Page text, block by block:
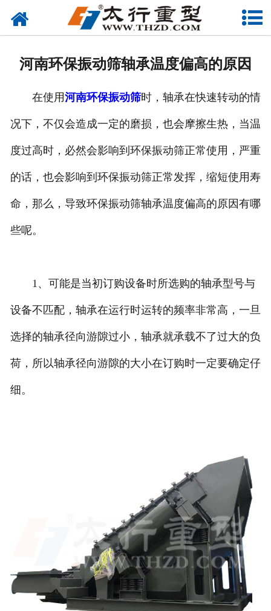
网站首页
联系我们
河南环保振动筛轴承温度偏高的原因
在使用河南环保振动筛时，轴承在快速转动的情
况下，不仅会造成一定的磨损，也会摩擦生热，当温
度过高时，必然会影响到环保振动筛正常使用，严重
的话，也会影响到环保振动筛正常发挥，缩短使用寿
命，那么，导致环保振动筛轴承温度偏高的原因有哪
些呢。
1、可能是当初订购设备时所选购的轴承型号与
设备不匹配，轴承在运行时运转的频率非常高，一旦
选择的轴承径向游隙过小，轴承就承载不了过大的负
荷，所以轴承径向游隙的大小在订购时一定要确定仔
细。